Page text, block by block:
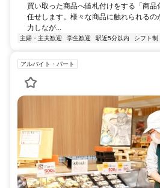
買い取った商品へ値札付けをする「商
任せします。様々な商品に触れられる
力しなが...
主婦・主夫歓迎 学生歓迎 駅近5分以内 シフト制
アルバイト・パート